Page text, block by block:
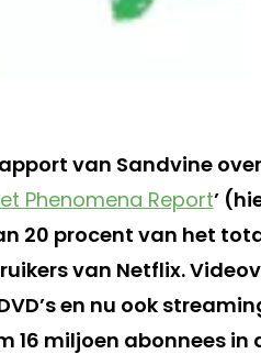
van Sandvine
Phenomena Report’
20 procent van het
van Netflix.
en nu ook
miljoen abonnees in